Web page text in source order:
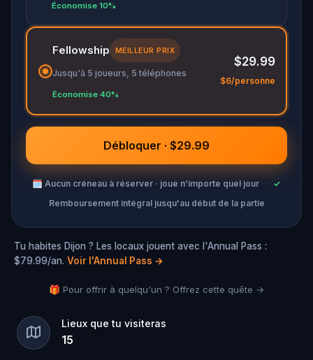
Économise 10%
Fellowship MEILLEUR PRIX
Jusqu'à 5 joueurs, 5 téléphones
Économise 40%
$29.99
$6/personne
Débloquer · $29.99
🗓 Aucun créneau à réserver · joue n’importe quel jour ·
✓
Remboursement intégral jusqu'au début de la partie
Tu habites Dijon ? Les locaux jouent avec l'Annual Pass :
$79.99/an. Voir l'Annual Pass →
🎁 Pour offrir à quelqu'un ? Offrez cette quête →
Lieux que tu visiteras
15